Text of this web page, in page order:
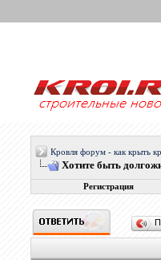
Кровля форум - как крыть
Хотите быть
Регистрация